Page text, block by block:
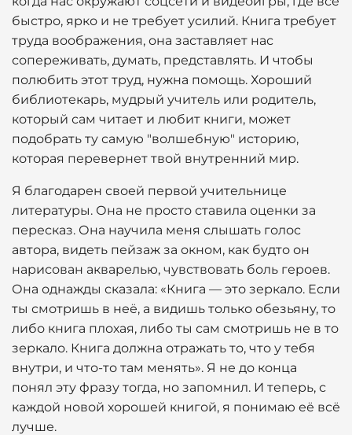
быстро, ярко и не требует усилий. Книга требует
труда воображения, она заставляет нас
сопереживать, думать, представлять. И чтобы
полюбить этот труд, нужна помощь. Хороший
библиотекарь, мудрый учитель или родитель,
который сам читает и любит книги, может
подобрать ту самую "волшебную" историю,
которая перевернет твой внутренний мир.
Я благодарен своей первой учительнице
литературы. Она не просто ставила оценки за
пересказ. Она научила меня слышать голос
автора, видеть пейзаж за окном, как будто он
нарисован акварелью, чувствовать боль героев.
Она однажды сказала: «Книга — это зеркало. Если
ты смотришь в неё, а видишь только обезьяну, то
либо книга плохая, либо ты сам смотришь не в то
зеркало. Книга должна отражать то, что у тебя
внутри, и что-то там менять». Я не до конца
понял эту фразу тогда, но запомнил. И теперь, с
каждой новой хорошей книгой, я понимаю её всё
лучше.